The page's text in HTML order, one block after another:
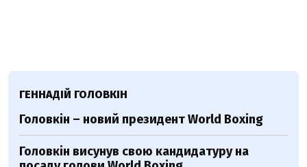
ГЕННАДІЙ ГОЛОВКІН
Головкін – новий президент World Boxing
Головкін висунув свою кандидатуру на